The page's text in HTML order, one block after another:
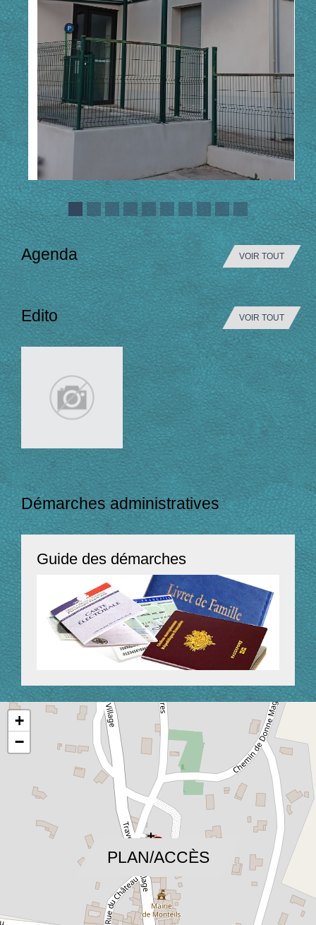
Agenda VOIR TOUT
Edito VOIR TOUT
Démarches administratives
Guide des démarches
PLAN/ACCÈS
location_on
+
−